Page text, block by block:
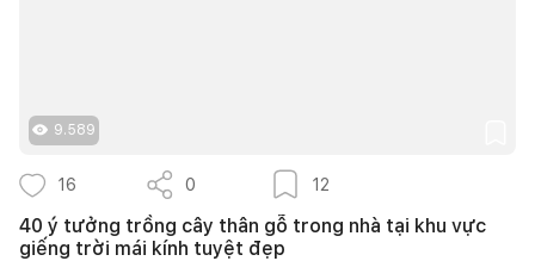
9.589
16 0 12
40 ý tưởng trồng cây thân gỗ trong nhà tại khu vực
giếng trời mái kính tuyệt đẹp